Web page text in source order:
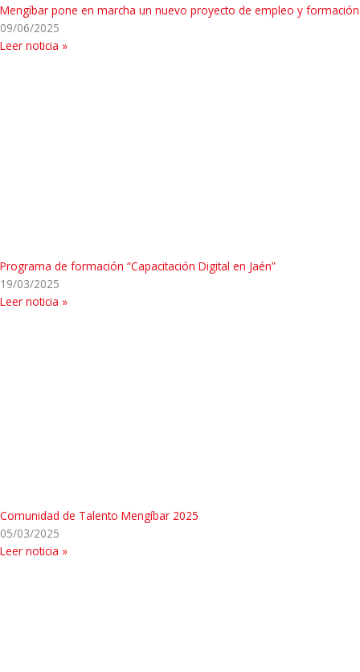
Mengíbar pone en marcha un nuevo proyecto de empleo y formación
09/06/2025
Leer noticia »
Programa de formación “Capacitación Digital en Jaén”
19/03/2025
Leer noticia »
Comunidad de Talento Mengíbar 2025
05/03/2025
Leer noticia »